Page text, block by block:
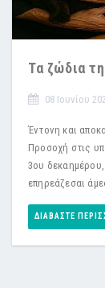
Τα ζώδια
08 Ιουνίου
Έντονη και
Προσοχή στις
3ου δεκαημέρου,
επηρεάζεσαι
ΔΙΑΒΆΣΤΕ